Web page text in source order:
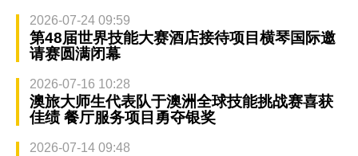
2026-07-24 09:59
第48届世界技能大赛酒店接待项目横琴国际邀
请赛圆满闭幕
2026-07-16 10:28
澳旅大师生代表队于澳洲全球技能挑战赛喜获
佳绩 餐厅服务项目勇夺银奖
2026-07-14 09:48